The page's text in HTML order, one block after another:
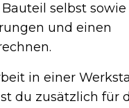
selbst sowie
und einen
in einer
du zusätzlich für